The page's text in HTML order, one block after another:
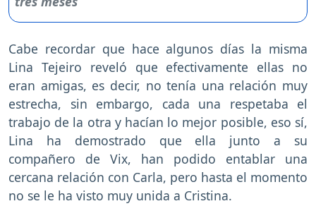
Cabe recordar que hace algunos días la misma
Lina Tejeiro reveló que efectivamente ellas no
eran amigas, es decir, no tenía una relación muy
estrecha, sin embargo, cada una respetaba el
trabajo de la otra y hacían lo mejor posible, eso sí,
Lina ha demostrado que ella junto a su
compañero de Vix, han podido entablar una
cercana relación con Carla, pero hasta el momento
no se le ha visto muy unida a Cristina.